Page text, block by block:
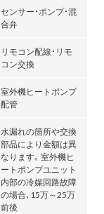
センサー・ポンプ・混
合弁
リモコン配線・リモ
コン交換
室外機ヒートポンプ
配管
水漏れの箇所や交換
部品により金額は異
なります。室外機ヒ
ートポンプユニット
内部の冷媒回路故障
の場合､15万～25万
前後